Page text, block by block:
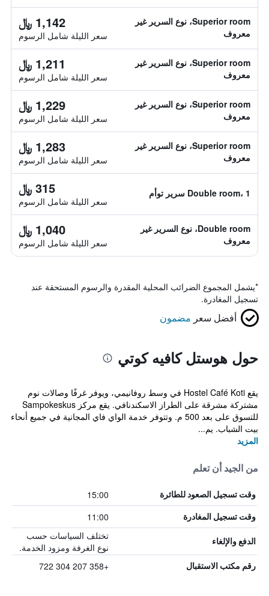
Superior room، نوع السرير غير
معروف
1,142 ﷼
سعر الليلة شامل الرسوم
Superior room، نوع السرير غير
معروف
1,211 ﷼
سعر الليلة شامل الرسوم
Superior room، نوع السرير غير
معروف
1,229 ﷼
سعر الليلة شامل الرسوم
Superior room، نوع السرير غير
معروف
1,283 ﷼
سعر الليلة شامل الرسوم
Double room، 1 سرير توأم 315 ﷼
سعر الليلة شامل الرسوم
Double room، نوع السرير غير
معروف
1,040 ﷼
سعر الليلة شامل الرسوم
*يشمل المجموع الضرائب المحلية المقدرة والرسوم المستحقة عند
تسجيل المغادرة.
أفضل سعر مضمون
حول هوستل كافيه كوتي
يقع Hostel Café Koti في وسط روفانيمي، ويوفر غرفًا وصالات نوم
مشتركة مشرقة على الطراز الاسكندنافي. يقع مركز Sampokeskus
للتسوق على بعد 500 م. وتتوفر خدمة الواي فاي المجانية في جميع أنحاء
بيت الشباب. يم...
المزيد
من الجيد أن تعلم
وقت تسجيل الصعود للطائرة 15:00
وقت تسجيل المغادرة 11:00
الدفع والإلغاء
تختلف السياسات حسب
نوع الغرفة ومزود الخدمة.
رقم مكتب الاستقبال +358 207 304 722